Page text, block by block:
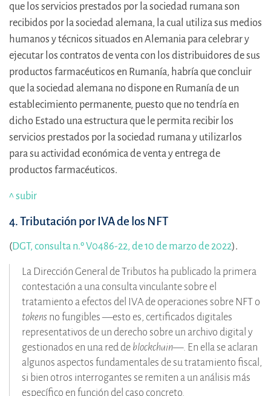
que los servicios prestados por la sociedad rumana son
recibidos por la sociedad alemana, la cual utiliza sus medios
humanos y técnicos situados en Alemania para celebrar y
ejecutar los contratos de venta con los distribuidores de sus
productos farmacéuticos en Rumanía, habría que concluir
que la sociedad alemana no dispone en Rumanía de un
establecimiento permanente, puesto que no tendría en
dicho Estado una estructura que le permita recibir los
servicios prestados por la sociedad rumana y utilizarlos
para su actividad económica de venta y entrega de
productos farmacéuticos.
^ subir
4. Tributación por IVA de los NFT
(DGT, consulta n.º V0486-22, de 10 de marzo de 2022).
La Dirección General de Tributos ha publicado la primera
contestación a una consulta vinculante sobre el
tratamiento a efectos del IVA de operaciones sobre NFT o
tokens no fungibles —esto es, certificados digitales
representativos de un derecho sobre un archivo digital y
gestionados en una red de blockchain—. En ella se aclaran
algunos aspectos fundamentales de su tratamiento fiscal,
si bien otros interrogantes se remiten a un análisis más
específico en función del caso concreto.